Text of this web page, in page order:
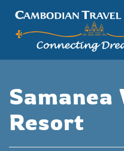
Samanea
Resort